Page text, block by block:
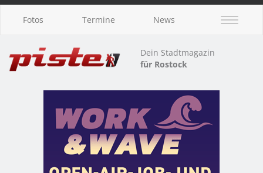
Fotos Termine News
Dein Stadtmagazin
für Rostock